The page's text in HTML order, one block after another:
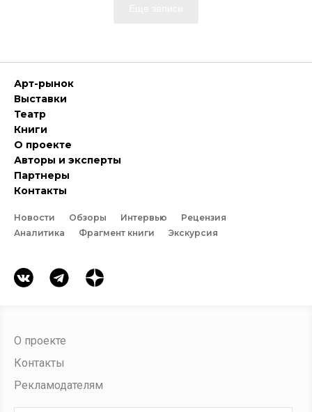
Арт-рынок
Выставки
Театр
Книги
О проекте
Авторы и эксперты
Партнеры
Контакты
Новости Обзоры Интервью
Рецензия
Аналитика
Фрагмент книги Экскурсия
О проекте
Контакты
Рекламодателям